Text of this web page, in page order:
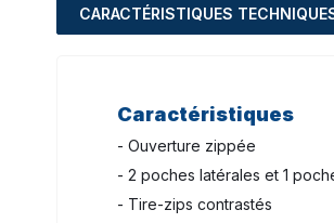
CARACTÉRISTIQUES
Caractéristiques
- Ouverture zippée
- 2 poches latérales et 1
- Tire-zips contrastés